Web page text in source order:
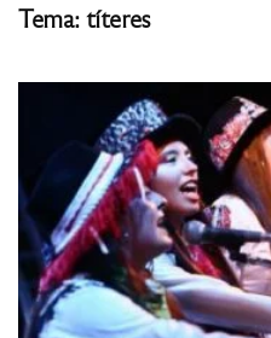
Tema: títeres